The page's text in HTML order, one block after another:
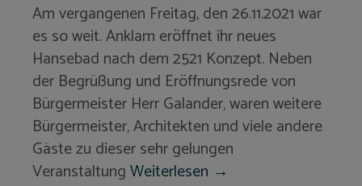
Am vergangenen Freitag, den 26.11.2021 war
es so weit. Anklam eröffnet ihr neues
Hansebad nach dem 2521 Konzept. Neben
der Begrüßung und Eröffnungsrede von
Bürgermeister Herr Galander, waren weitere
Bürgermeister, Architekten und viele andere
Gäste zu dieser sehr gelungen
VeranstaltungWeiterlesen →